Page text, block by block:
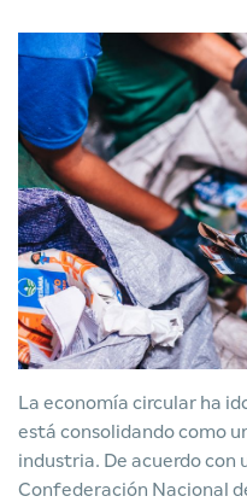
La economía circular ha
está consolidando como
industria. De acuerdo con
Confederación Nacional